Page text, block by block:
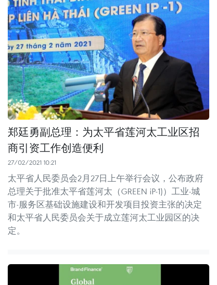
郑廷勇副总理：为太平省莲河太工业区招
商引资工作创造便利
27/02/2021 10:21
太平省人民委员会2月27日上午举行会议，公布政府
总理关于批准太平省莲河太（GREEN iP-1)）工业-城
市-服务区基础设施建设和开发项目投资主张的决定
和太平省人民委员会关于成立莲河太工业园区的决
定。